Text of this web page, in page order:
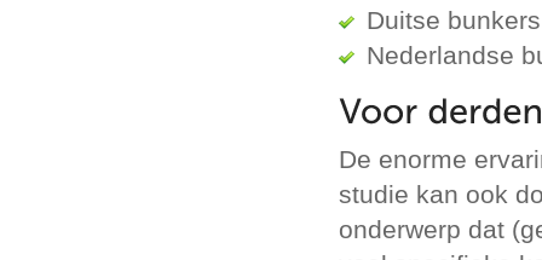
Duitse
Nederlandse
De enorme
studie kan ook
onderwerp dat